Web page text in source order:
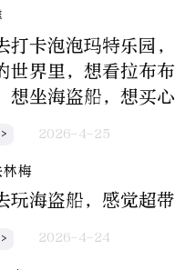
打卡泡泡玛特乐园
世界里，想看拉布
想坐海盗船，想买心
2026-4-25
林梅
玩海盗船，感觉超带
2026-4-24